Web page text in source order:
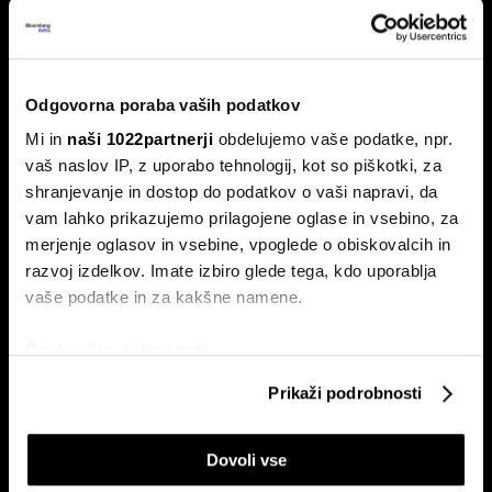
Odgovorna poraba vaših podatkov
Mi in naši 1022partnerji obdelujemo vaše podatke, npr.
vaš naslov IP, z uporabo tehnologij, kot so piškotki, za
shranjevanje in dostop do podatkov o vaši napravi, da
vam lahko prikazujemo prilagojene oglase in vsebino, za
merjenje oglasov in vsebine, vpoglede o obiskovalcih in
razvoj izdelkov. Imate izbiro glede tega, kdo uporablja
vaše podatke in za kakšne namene.
Identificirati napravo z aktivnim preverjanjem
lastnosti (odčitavanje prstnih odtisov)
Prikaži podrobnosti
Dovoli vse
Od nepremičnin do AI: Vzpon novega
milijarde
Globalna tekma za prevlado na področju AI-tehnologije
ustvarja novi rod kitajskih milijarderjev.
Zakaj kitajski AI-kloni, kot je Kimi